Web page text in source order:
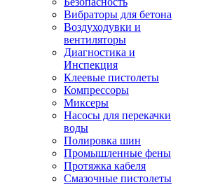
Вибраторы для бетона
Воздуходувки и
вентиляторы
Диагностика и
Инспекция
Клеевые пистолеты
Компрессоры
Миксеры
Насосы для перекачки
воды
Полировка шин
Промышленные фены
Протяжка кабеля
Смазочные пистолеты